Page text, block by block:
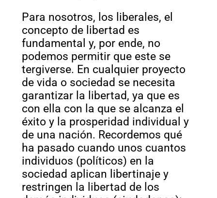
Para nosotros, los liberales, el
concepto de libertad es
fundamental y, por ende, no
podemos permitir que este se
tergiverse. En cualquier proyecto
de vida o sociedad se necesita
garantizar la libertad, ya que es
con ella con la que se alcanza el
éxito y la prosperidad individual y
de una nación. Recordemos qué
ha pasado cuando unos cuantos
individuos (políticos) en la
sociedad aplican libertinaje y
restringen la libertad de los